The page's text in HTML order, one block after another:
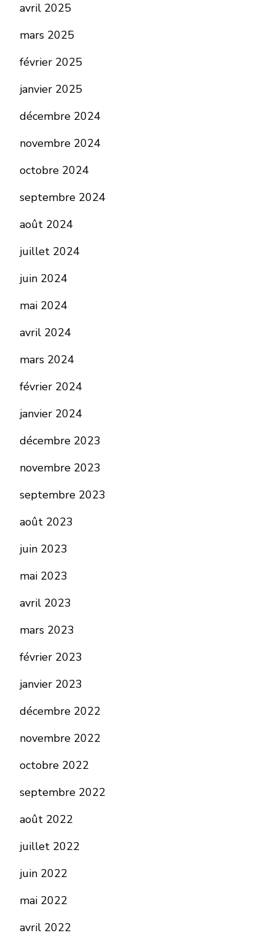
avril 2025
mars 2025
février 2025
janvier 2025
décembre 2024
novembre 2024
octobre 2024
septembre 2024
août 2024
juillet 2024
juin 2024
mai 2024
avril 2024
mars 2024
février 2024
janvier 2024
décembre 2023
novembre 2023
septembre 2023
août 2023
juin 2023
mai 2023
avril 2023
mars 2023
février 2023
janvier 2023
décembre 2022
novembre 2022
octobre 2022
septembre 2022
août 2022
juillet 2022
juin 2022
mai 2022
avril 2022